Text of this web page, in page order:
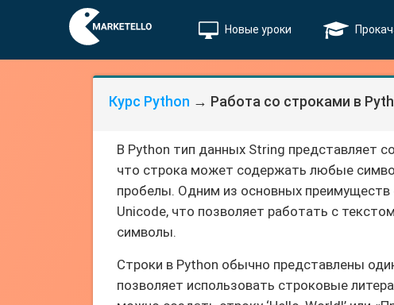
Новые уроки
Курс Python → Работа со строками в
В Python тип данных String представляет
что строка может содержать любые
пробелы. Одним из основных
Unicode, что позволяет работать с
символы.
Строки в Python обычно представлены
позволяет использовать строковые